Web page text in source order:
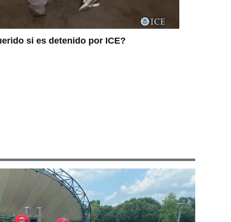
si es detenido por ICE?